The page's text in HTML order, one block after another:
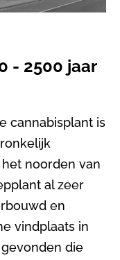
- 2500 jaar
cannabisplant is
noorden van
al zeer
en
vindplaats in
die